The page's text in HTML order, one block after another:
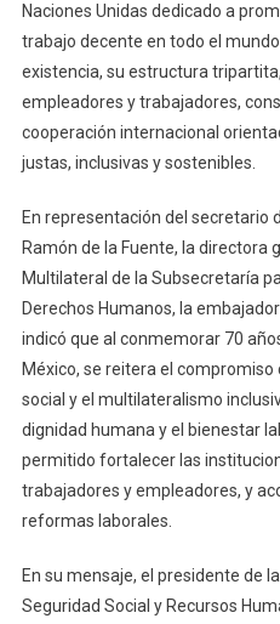
Naciones Unidas dedicado a
trabajo decente en todo el
existencia, su estructura
empleadores y trabajadores,
cooperación internacional
justas, inclusivas y sostenibles.
En representación del secretario
Ramón de la Fuente, la directora
Multilateral de la Subsecretaría
Derechos Humanos, la
indicó que al conmemorar 70
México, se reitera el compromiso
social y el multilateralismo
dignidad humana y el bienestar
permitido fortalecer las
trabajadores y empleadores, y
reformas laborales.
En su mensaje, el presidente de
Seguridad Social y Recursos